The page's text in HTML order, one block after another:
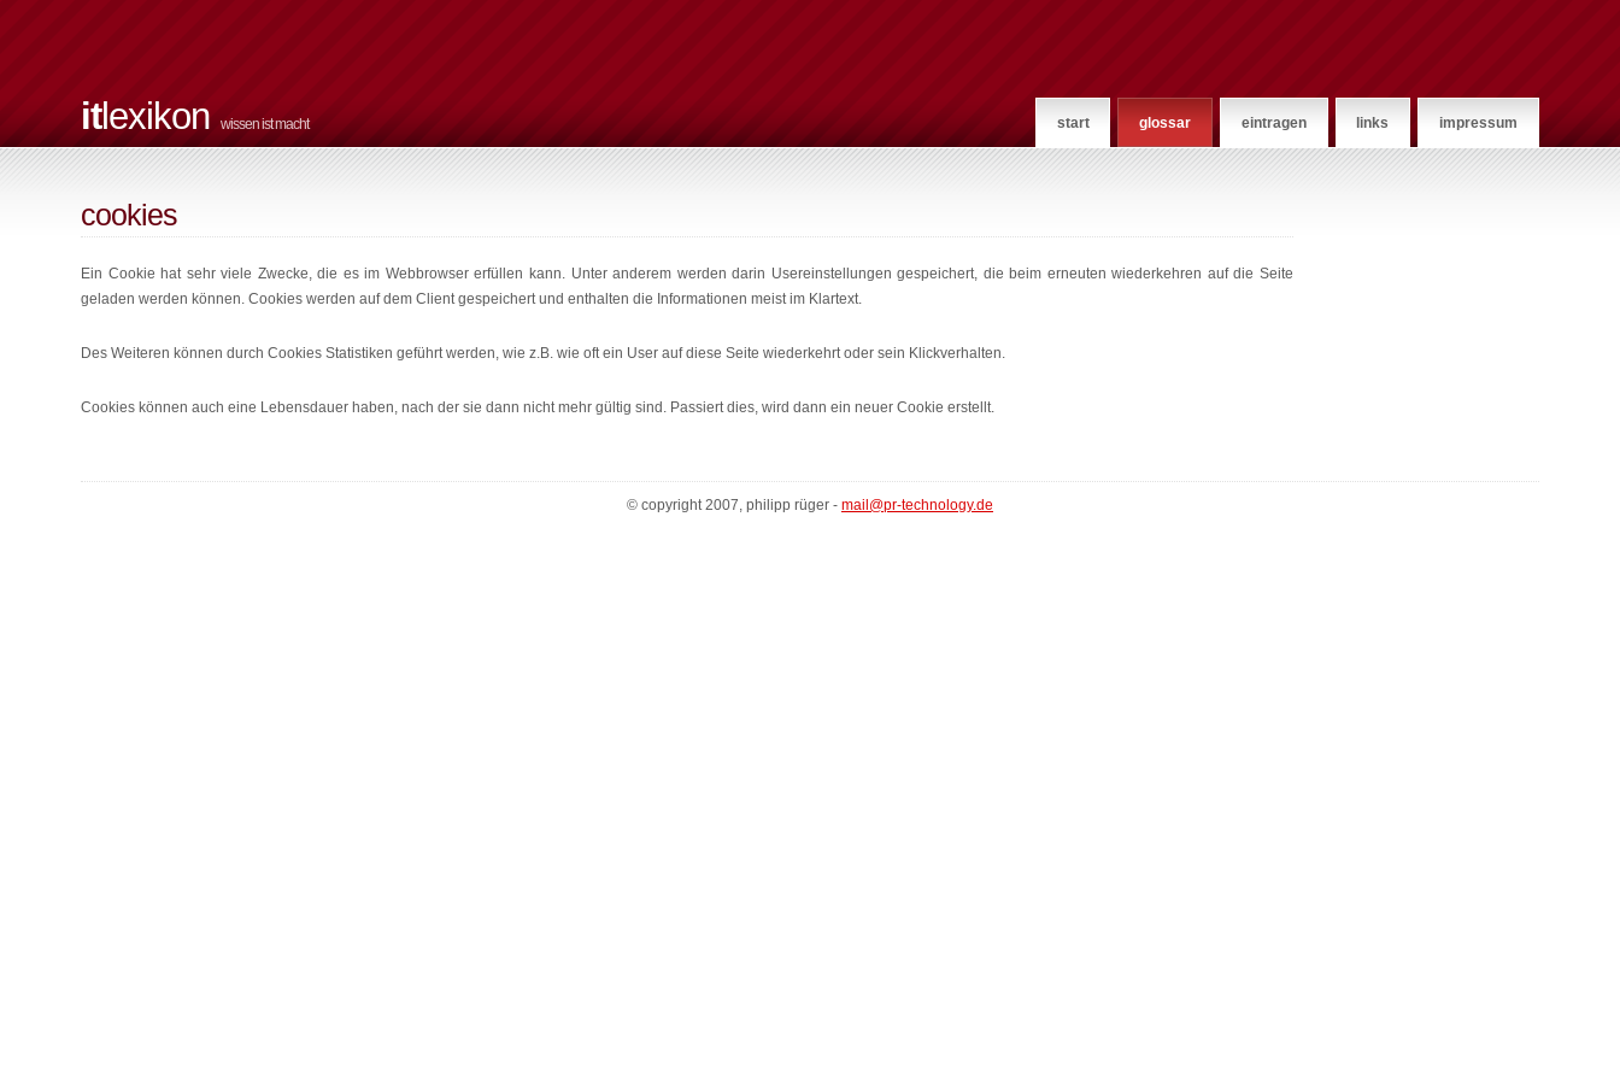
itlexikon wissen ist macht start glossar eintragen links impressum
cookies
Ein Cookie hat sehr viele Zwecke, die es im Webbrowser erfüllen kann. Unter anderem werden darin Usereinstellungen gespeichert, die beim erneuten wiederkehren auf die Seite
geladen werden können. Cookies werden auf dem Client gespeichert und enthalten die Informationen meist im Klartext.
Des Weiteren können durch Cookies Statistiken geführt werden, wie z.B. wie oft ein User auf diese Seite wiederkehrt oder sein Klickverhalten.
Cookies können auch eine Lebensdauer haben, nach der sie dann nicht mehr gültig sind. Passiert dies, wird dann ein neuer Cookie erstellt.
© copyright 2007, philipp rüger - mail@pr-technology.de